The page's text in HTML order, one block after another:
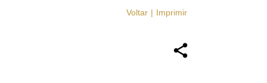
Voltar Imprimir